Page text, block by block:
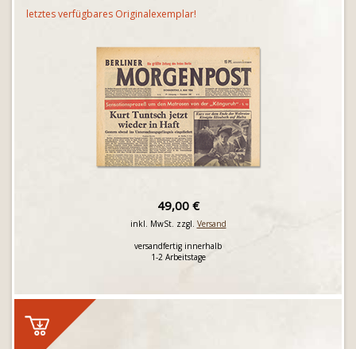
letztes verfügbares Originalexemplar!
49,00 €
inkl. MwSt. zzgl. Versand
versandfertig innerhalb
1-2 Arbeitstage